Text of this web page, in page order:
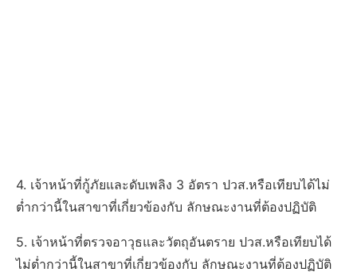
4. เจ้าหน้าที่กู้ภัยและดับเพลิง 3 อัตรา ปวส.หรือเทียบได้ไม่
ต่ำกว่านี้ในสาขาที่เกี่ยวข้องกับ ลักษณะงานที่ต้องปฏิบัติ
5. เจ้าหน้าที่ตรวจอาวุธและวัตถุอันตราย ปวส.หรือเทียบได้
ไม่ต่ำกว่านี้ในสาขาที่เกี่ยวข้องกับ ลักษณะงานที่ต้องปฏิบัติ